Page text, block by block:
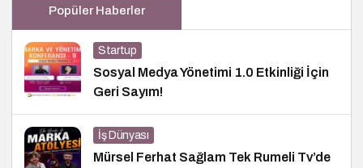
Popüler Haberler
Startup
Sosyal Medya Yönetimi 1.0 Etkinliği İçin
Geri Sayım!
İş Dünyası
Mürsel Ferhat Sağlam Tek Rumeli Tv’de